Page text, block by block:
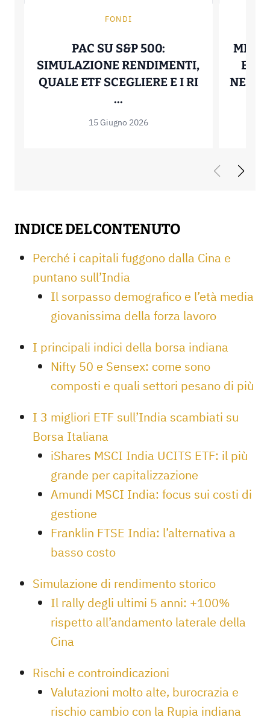
FONDI
PAC SU S&P 500:
SIMULAZIONE RENDIMENTI,
QUALE ETF SCEGLIERE E I RI
...PAC SU S&P 500:
15 Giugno 2026
E
NELLA
INDICE DEL CONTENUTO
Perché i capitali fuggono dalla Cina e
puntano sull’India
Il sorpasso demografico e l’età media
giovanissima della forza lavoro
I principali indici della borsa indiana
Nifty 50 e Sensex: come sono
composti e quali settori pesano di più
I 3 migliori ETF sull’India scambiati su
Borsa Italiana
iShares MSCI India UCITS ETF: il più
grande per capitalizzazione
Amundi MSCI India: focus sui costi di
gestione
Franklin FTSE India: l’alternativa a
basso costo
Simulazione di rendimento storico
Il rally degli ultimi 5 anni: +100%
rispetto all’andamento laterale della
Cina
Rischi e controindicazioni
Valutazioni molto alte, burocrazia e
rischio cambio con la Rupia indiana